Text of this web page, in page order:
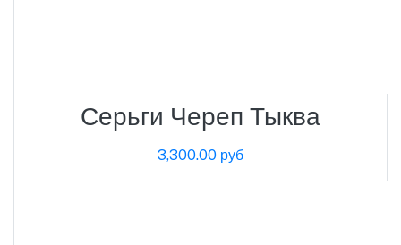
Серьги Череп Тыква
3,300.00 руб